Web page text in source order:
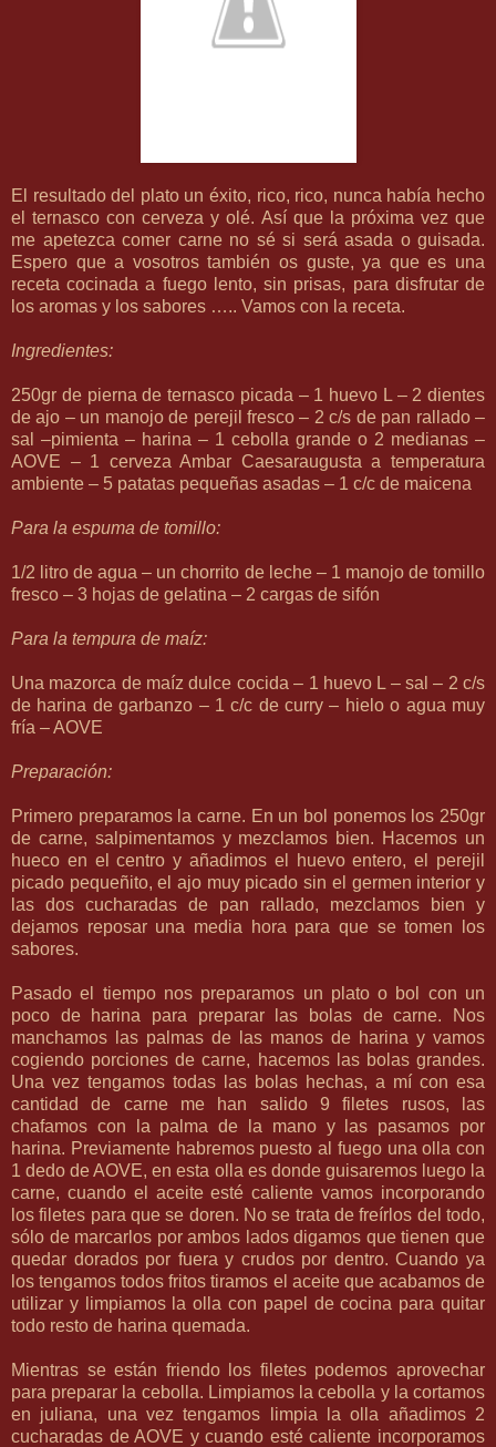
El resultado del plato un éxito, rico, rico, nunca había hecho
el ternasco con cerveza y olé. Así que la próxima vez que
me apetezca comer carne no sé si será asada o guisada.
Espero que a vosotros también os guste, ya que es una
receta cocinada a fuego lento, sin prisas, para disfrutar de
los aromas y los sabores ….. Vamos con la receta.
Ingredientes:
250gr de pierna de ternasco picada – 1 huevo L – 2 dientes
de ajo – un manojo de perejil fresco – 2 c/s de pan rallado –
sal –pimienta – harina – 1 cebolla grande o 2 medianas –
AOVE – 1 cerveza Ambar Caesaraugusta a temperatura
ambiente – 5 patatas pequeñas asadas – 1 c/c de maicena
Para la espuma de tomillo:
1/2 litro de agua – un chorrito de leche – 1 manojo de tomillo
fresco – 3 hojas de gelatina – 2 cargas de sifón
Para la tempura de maíz:
Una mazorca de maíz dulce cocida – 1 huevo L – sal – 2 c/s
de harina de garbanzo – 1 c/c de curry – hielo o agua muy
fría – AOVE
Preparación:
Primero preparamos la carne. En un bol ponemos los 250gr
de carne, salpimentamos y mezclamos bien. Hacemos un
hueco en el centro y añadimos el huevo entero, el perejil
picado pequeñito, el ajo muy picado sin el germen interior y
las dos cucharadas de pan rallado, mezclamos bien y
dejamos reposar una media hora para que se tomen los
sabores.
Pasado el tiempo nos preparamos un plato o bol con un
poco de harina para preparar las bolas de carne. Nos
manchamos las palmas de las manos de harina y vamos
cogiendo porciones de carne, hacemos las bolas grandes.
Una vez tengamos todas las bolas hechas, a mí con esa
cantidad de carne me han salido 9 filetes rusos, las
chafamos con la palma de la mano y las pasamos por
harina. Previamente habremos puesto al fuego una olla con
1 dedo de AOVE, en esta olla es donde guisaremos luego la
carne, cuando el aceite esté caliente vamos incorporando
los filetes para que se doren. No se trata de freírlos del todo,
sólo de marcarlos por ambos lados digamos que tienen que
quedar dorados por fuera y crudos por dentro. Cuando ya
los tengamos todos fritos tiramos el aceite que acabamos de
utilizar y limpiamos la olla con papel de cocina para quitar
todo resto de harina quemada.
Mientras se están friendo los filetes podemos aprovechar
para preparar la cebolla. Limpiamos la cebolla y la cortamos
en juliana, una vez tengamos limpia la olla añadimos 2
cucharadas de AOVE y cuando esté caliente incorporamos